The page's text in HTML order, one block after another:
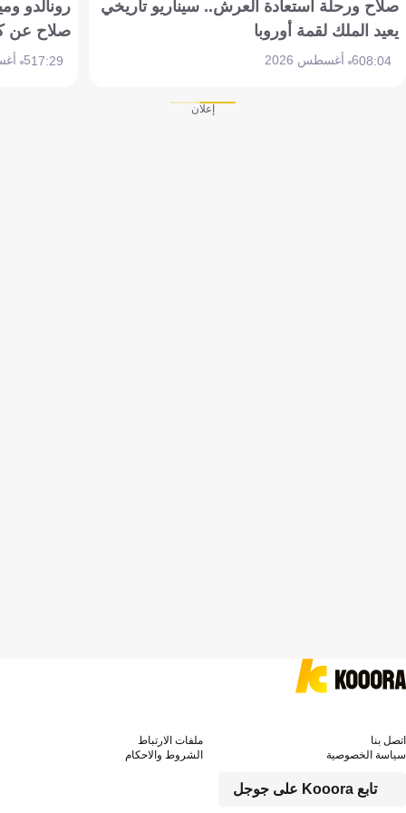
صلاح ورحلة استعادة العرش.. سيناريو تاريخي
يعيد الملك لقمة أوروبا
08:046 أغسطس 2026
رونالدو
صلاح عن
17:295 أغسطس 2026
إعلان
تابع Kooora على جوجل
اتصل بنا
ملفات الارتباط
سياسة الخصوصية
الشروط والاحكام